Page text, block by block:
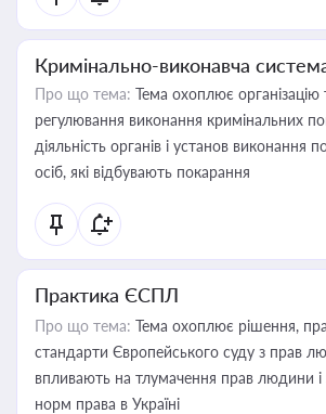
Кримінально-виконавча
Про що тема: Тема охоплює організацію
регулювання виконання кримінальних
діяльність органів і установ виконання
осіб, які відбувають покарання
Практика ЄСПЛ
Про що тема: Тема охоплює рішення,
стандарти Європейського суду з прав
впливають на тлумачення прав людини і
норм права в Україні